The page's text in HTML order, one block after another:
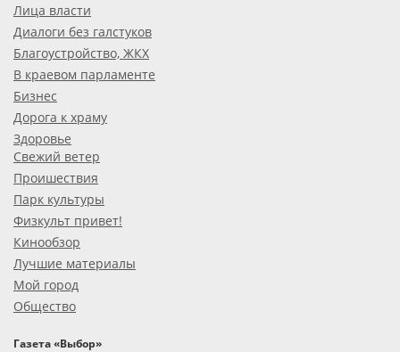
Лица власти
Диалоги без галстуков
Благоустройство, ЖКХ
В краевом парламенте
Бизнес
Дорога к храму
Здоровье
Свежий ветер
Проишествия
Парк культуры
Физкульт привет!
Кинообзор
Лучшие материалы
Мой город
Общество
Газета «Выбор»